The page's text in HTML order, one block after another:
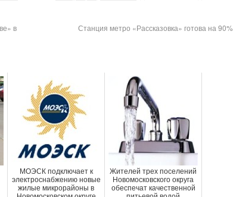
в
Станция метро «Рассказовка» готова на 90%
МОЭСК подключает к
электроснабжению новые
жилые микрорайоны в
Жителей трех поселений
Новомосковского округа
обеспечат качественной